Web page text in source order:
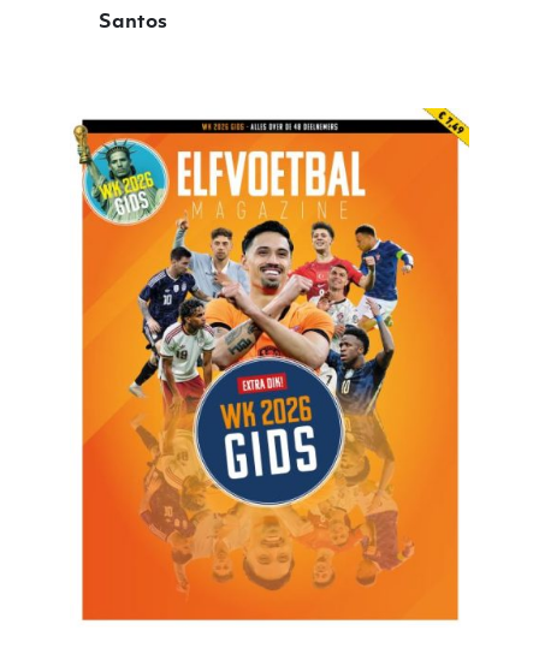
Santos